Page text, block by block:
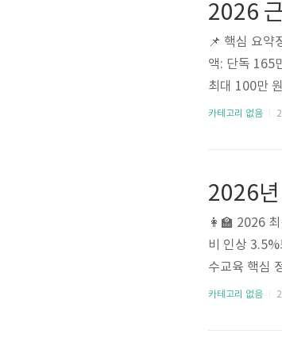
제도에 관련
2026
📌 핵심 요약
액: 단독 165
최대 100만
뉴 또는 아래
카테고리 없음
👩‍🏫 2026
비 인상
수교육 핵심
일 기준📚승
카테고리 없음